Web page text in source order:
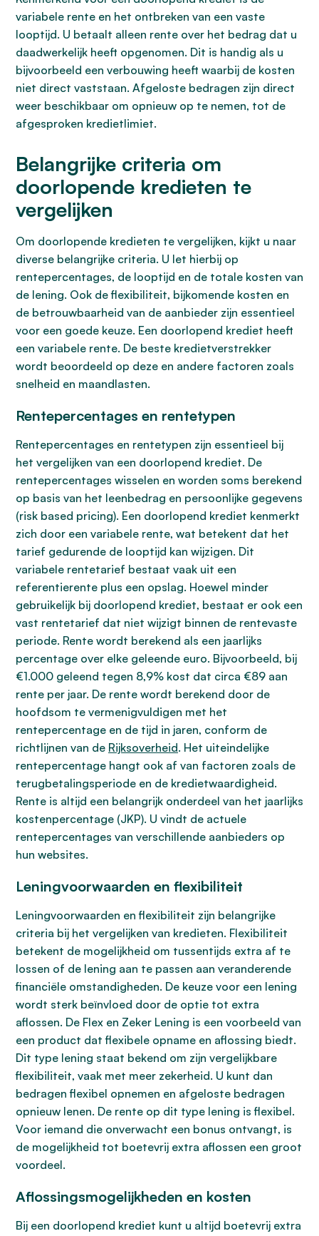
variabele rente en het ontbreken van een vaste
looptijd. U betaalt alleen rente over het bedrag dat u
daadwerkelijk heeft opgenomen. Dit is handig als u
bijvoorbeeld een verbouwing heeft waarbij de kosten
niet direct vaststaan. Afgeloste bedragen zijn direct
weer beschikbaar om opnieuw op te nemen, tot de
afgesproken kredietlimiet.
Belangrijke criteria om
doorlopende kredieten te
vergelijken
Om doorlopende kredieten te vergelijken, kijkt u naar
diverse belangrijke criteria. U let hierbij op
rentepercentages, de looptijd en de totale kosten van
de lening. Ook de flexibiliteit, bijkomende kosten en
de betrouwbaarheid van de aanbieder zijn essentieel
voor een goede keuze. Een doorlopend krediet heeft
een variabele rente. De beste kredietverstrekker
wordt beoordeeld op deze en andere factoren zoals
snelheid en maandlasten.
Rentepercentages en rentetypen
Rentepercentages en rentetypen zijn essentieel bij
het vergelijken van een doorlopend krediet. De
rentepercentages wisselen en worden soms berekend
op basis van het leenbedrag en persoonlijke gegevens
(risk based pricing). Een doorlopend krediet kenmerkt
zich door een variabele rente, wat betekent dat het
tarief gedurende de looptijd kan wijzigen. Dit
variabele rentetarief bestaat vaak uit een
referentierente plus een opslag. Hoewel minder
gebruikelijk bij doorlopend krediet, bestaat er ook een
vast rentetarief dat niet wijzigt binnen de rentevaste
periode. Rente wordt berekend als een jaarlijks
percentage over elke geleende euro. Bijvoorbeeld, bij
€1.000 geleend tegen 8,9% kost dat circa €89 aan
rente per jaar. De rente wordt berekend door de
hoofdsom te vermenigvuldigen met het
rentepercentage en de tijd in jaren, conform de
richtlijnen van de Rijksoverheid. Het uiteindelijke
rentepercentage hangt ook af van factoren zoals de
terugbetalingsperiode en de kredietwaardigheid.
Rente is altijd een belangrijk onderdeel van het jaarlijks
kostenpercentage (JKP). U vindt de actuele
rentepercentages van verschillende aanbieders op
hun websites.
Leningvoorwaarden en flexibiliteit
Leningvoorwaarden en flexibiliteit zijn belangrijke
criteria bij het vergelijken van kredieten. Flexibiliteit
betekent de mogelijkheid om tussentijds extra af te
lossen of de lening aan te passen aan veranderende
financiële omstandigheden. De keuze voor een lening
wordt sterk beïnvloed door de optie tot extra
aflossen. De Flex en Zeker Lening is een voorbeeld van
een product dat flexibele opname en aflossing biedt.
Dit type lening staat bekend om zijn vergelijkbare
flexibiliteit, vaak met meer zekerheid. U kunt dan
bedragen flexibel opnemen en afgeloste bedragen
opnieuw lenen. De rente op dit type lening is flexibel.
Voor iemand die onverwacht een bonus ontvangt, is
de mogelijkheid tot boetevrij extra aflossen een groot
voordeel.
Aflossingsmogelijkheden en kosten
Bij een doorlopend krediet kunt u altijd boetevrij extra